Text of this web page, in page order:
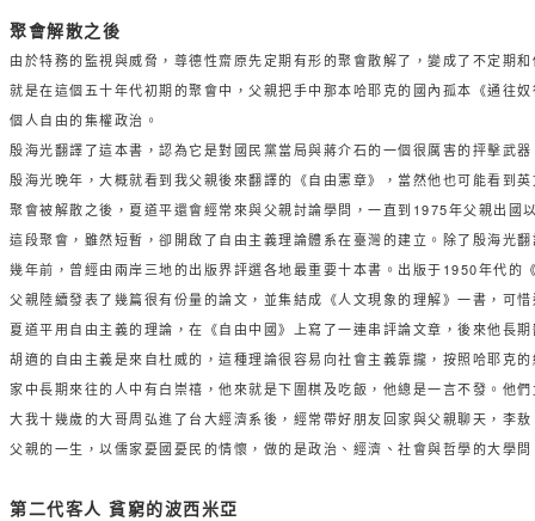
聚會解散之後
由於特務的監視與威脅，尊德性齋原先定期有形的聚會散解了，變成了不定期
就是在這個五十年代初期的聚會中，父親把手中那本哈耶克的國內孤本《通往
個人自由的集權政治。
殷海光翻譯了這本書，認為它是對國民黨當局與蔣介石的一個很厲害的抨擊武
殷海光晚年，大概就看到我父親後來翻譯的《自由憲章》，當然他也可能看到
聚會被解散之後，夏道平還會經常來與父親討論學問，一直到1975年父親出國
這段聚會，雖然短暫，卻開啟了自由主義理論體系在臺灣的建立。除了殷海光
幾年前，曾經由兩岸三地的出版界評選各地最重要十本書。出版于1950年代
父親陸續發表了幾篇很有份量的論文，並集結成《人文現象的理解》一書，可
夏道平用自由主義的理論，在《自由中國》上寫了一連串評論文章，後來他長
胡適的自由主義是來自杜威的，這種理論很容易向社會主義靠攏，按照哈耶克
家中長期來往的人中有白崇禧，他來就是下圍棋及吃飯，他總是一言不發。他
大我十幾歲的大哥周弘進了台大經濟系後，經常帶好朋友回家與父親聊天，李
父親的一生，以儒家憂國憂民的情懷，做的是政治、經濟、社會與哲學的大學
第二代客人 貧窮的波西米亞